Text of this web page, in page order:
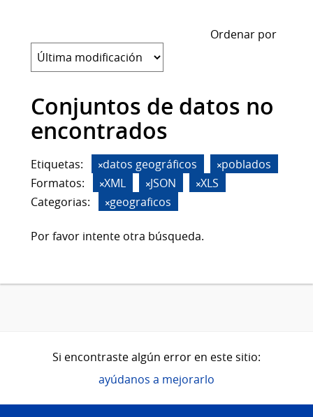
Ordenar por
Conjuntos de datos no
encontrados
Etiquetas: datos geográficos
poblados
Formatos:
XML JSON
XLS
Categorias:
geograficos
Por favor intente otra búsqueda.
Si encontraste algún error en este sitio:
ayúdanos a mejorarlo